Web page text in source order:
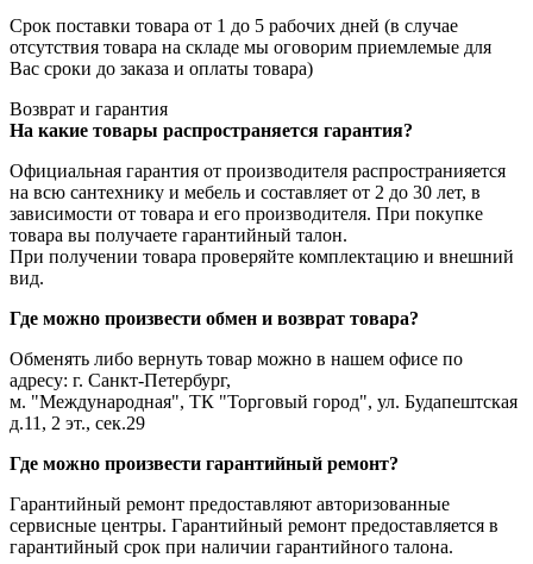
Срок поставки товара от 1 до 5 рабочих дней (в случае
отсутствия товара на складе мы оговорим приемлемые для
Вас сроки до заказа и оплаты товара)
Возврат и гарантия
На какие товары распространяется гарантия?
Официальная гарантия от производителя распространияется
на всю сантехнику и мебель и составляет от 2 до 30 лет, в
зависимости от товара и его производителя. При покупке
товара вы получаете гарантийный талон.
При получении товара проверяйте комплектацию и внешний
вид.
Где можно произвести обмен и возврат товара?
Обменять либо вернуть товар можно в нашем офисе по
адресу: г. Санкт-Петербург,
м. "Международная", ТК "Торговый город", ул. Будапештская
д.11, 2 эт., сек.29
Где можно произвести гарантийный ремонт?
Гарантийный ремонт предоставляют авторизованные
сервисные центры. Гарантийный ремонт предоставляется в
гарантийный срок при наличии гарантийного талона.